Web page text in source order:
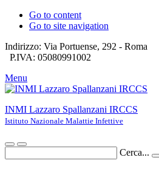
Go to content
Go to site navigation
Indirizzo: Via Portuense, 292 - Roma
P.IVA: 05080991002
Menu
INMI Lazzaro Spallanzani IRCCS
Istituto Nazionale Malattie Infettive
Cerca...